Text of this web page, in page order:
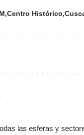
Centro Histórico
las esferas y